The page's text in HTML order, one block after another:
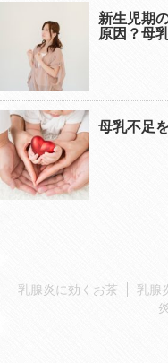
新生児期
原因？母
母乳不足
乳腺炎に効くお茶 乳腺